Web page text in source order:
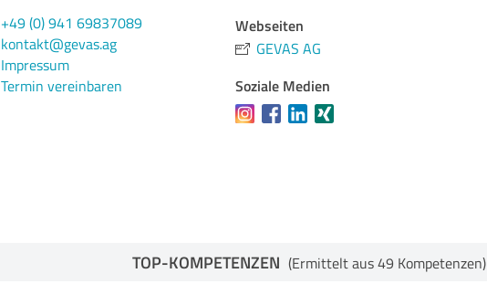
+49 (0) 941 69837089
kontakt@gevas.ag
Impressum
Termin vereinbaren
Webseiten
GEVAS AG
Soziale Medien
TOP-KOMPETENZEN (Ermittelt aus 49 Kompetenzen)